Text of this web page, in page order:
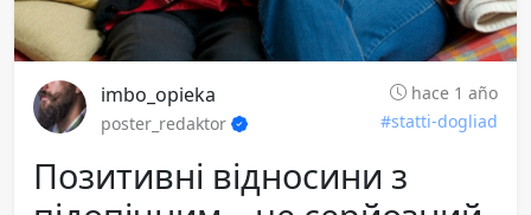
imbo_opieka
hace 1 año
poster_redaktor
#statti-dogliad
Позитивні відносини з